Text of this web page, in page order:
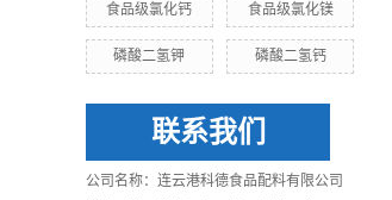
食品级氯化钙 食品级氯化镁
磷酸二氢钾 磷酸二氢钙
联系我们
公司名称：连云港科德食品配料有限公司